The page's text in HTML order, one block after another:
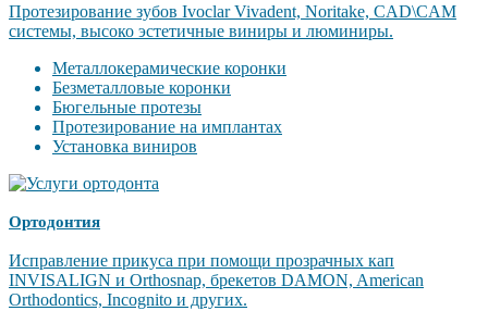
Протезирование зубов Ivoclar Vivadent, Noritake, CAD\CAM
системы, высоко эстетичные виниры и люминиры.
Металлокерамические коронки
Безметалловые коронки
Бюгельные протезы
Протезирование на имплантах
Установка виниров
Ортодонтия
Исправление прикуса при помощи прозрачных кап
INVISALIGN и Orthosnap, брекетов DAMON, American
Orthodontics, Incognito и других.